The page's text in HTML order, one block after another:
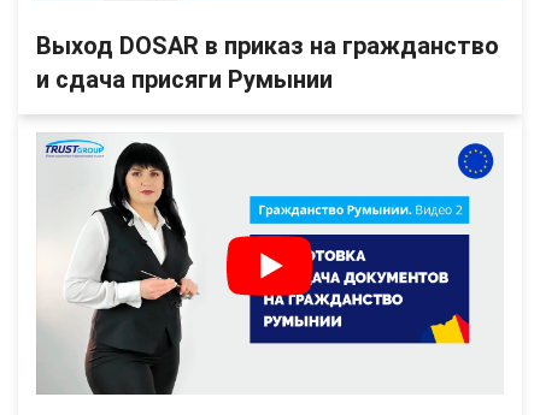
Выход DOSAR в приказ на гражданство
и сдача присяги Румынии